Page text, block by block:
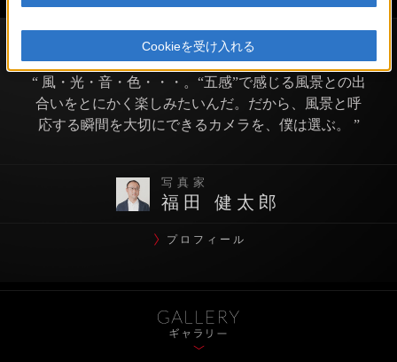
“ 風・光・音・色・・・。“五感”で感じる風景との出
合いをとにかく楽しみたいんだ。だから、風景と呼
応する瞬間を大切にできるカメラを、僕は選ぶ。 ”
写真家
福田 健太郎
プロフィール
Cookieを受け入れる